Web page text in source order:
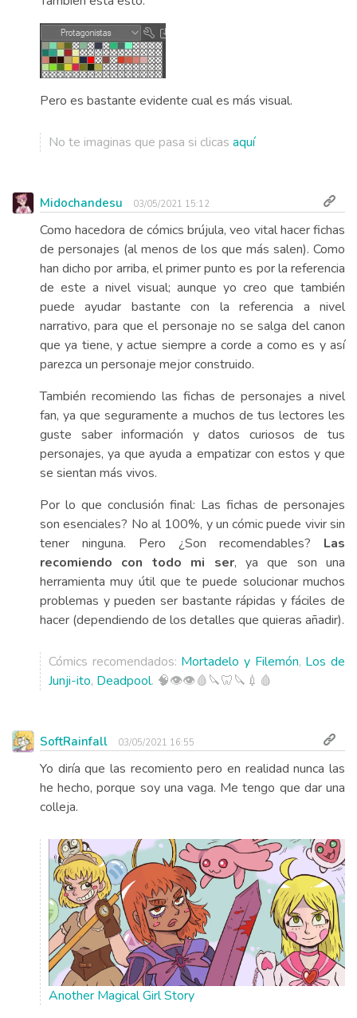
Pero es bastante evidente cual es más visual.
No te imaginas que pasa si clicas aquí
Midochandesu 03/05/2021 15:12
Como hacedora de cómics brújula, veo vital hacer fichas
de personajes (al menos de los que más salen). Como
han dicho por arriba, el primer punto es por la referencia
de este a nivel visual; aunque yo creo que también
puede ayudar bastante con la referencia a nivel
narrativo, para que el personaje no se salga del canon
que ya tiene, y actue siempre a corde a como es y así
parezca un personaje mejor construido.
También recomiendo las fichas de personajes a nivel
fan, ya que seguramente a muchos de tus lectores les
guste saber información y datos curiosos de tus
personajes, ya que ayuda a empatizar con estos y que
se sientan más vivos.
Por lo que conclusión final: Las fichas de personajes
son esenciales? No al 100%, y un cómic puede vivir sin
tener ninguna. Pero ¿Son recomendables? Las
recomiendo con todo mi ser, ya que son una
herramienta muy útil que te puede solucionar muchos
problemas y pueden ser bastante rápidas y fáciles de
hacer (dependiendo de los detalles que quieras añadir).
Cómics recomendados: Mortadelo y Filemón, Los de
Junji-ito, Deadpool. 🧠👁️👁️🩸🔪🦷🔪💉🩸
SoftRainfall 03/05/2021 16:55
Yo diría que las recomiento pero en realidad nunca las
he hecho, porque soy una vaga. Me tengo que dar una
colleja.
Another Magical Girl Story